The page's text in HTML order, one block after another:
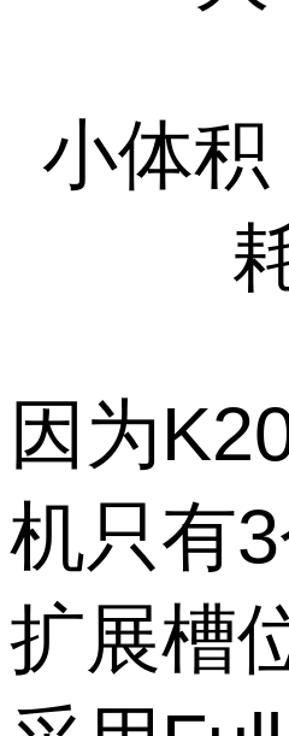
小体积
因为
机只有
扩展槽